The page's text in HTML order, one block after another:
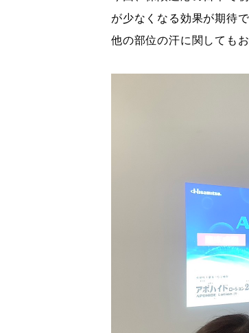
が少なくなる効果が期待
他の部位の汗に関しても